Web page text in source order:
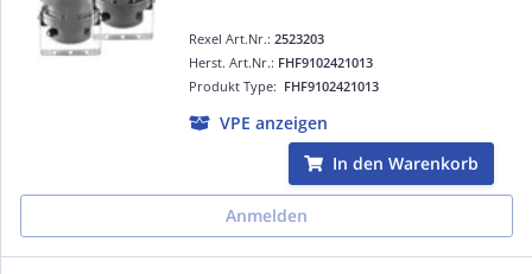
Rexel Art.Nr.:2523203
Produkt Type: FHF9102421013
Herst. Art.Nr.: FHF9102421013
VPE anzeigen
In den Warenkorb
Anmelden